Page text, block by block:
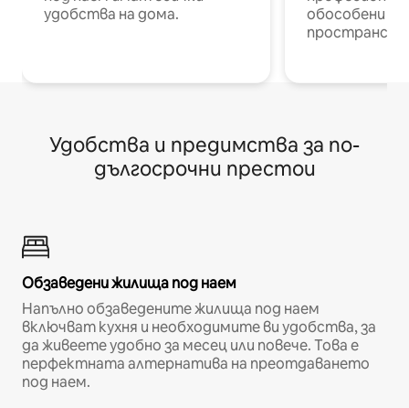
удобства на дома.
обособени
Удобства и предимства за по-
дългосрочни престои
Обзаведени жилища под наем
Напълно обзаведените жилища под наем
включват кухня и необходимите ви удобства, за
да живеете удобно за месец или повече. Това е
перфектната алтернатива на преотдаването
под наем.